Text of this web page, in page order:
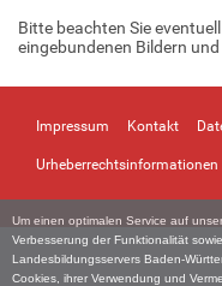
Um einen optimalen Service auf
Verbesserung der Funktionalität
Landesbildungsservers Baden-
Cookies, ihrer Verwendung und
Bitte beachten Sie
eingebundenen Bildern
Impressum Kontakt
Urheberrechtsinformationen